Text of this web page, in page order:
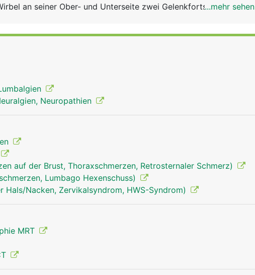
an seiner Ober- und Unterseite zwei Gelenkfortsätze, die mit
...mehr sehen
Neuropathien
auf der Brust, Thoraxschmerzen, Retrosternaler Schmerz)
Lumbago Hexenschuss)
Hals/Nacken, Zervikalsyndrom, HWS-Syndrom)
MRT